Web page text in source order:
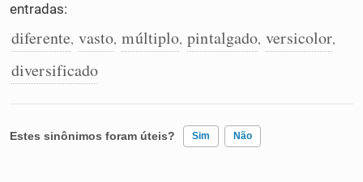
entradas:
diferente, vasto, múltiplo, pintalgado, versicolor,
diversificado
Estes sinônimos foram úteis? Sim Não